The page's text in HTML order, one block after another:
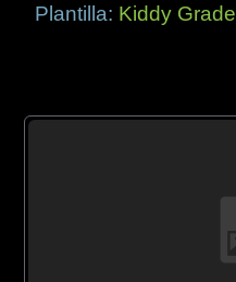
Plantilla: Kiddy Grade